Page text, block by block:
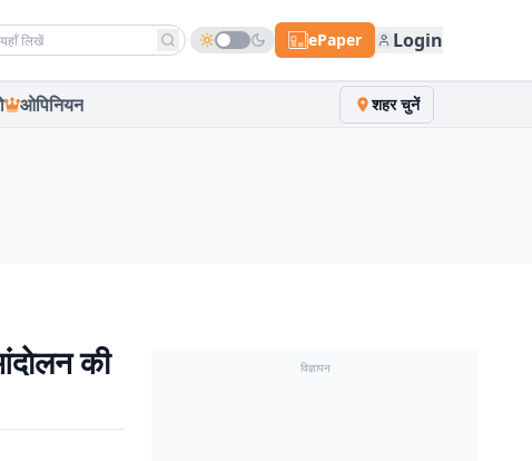
news ePaper Login
ओपिनियन शहर चुनें
की
विज्ञापन